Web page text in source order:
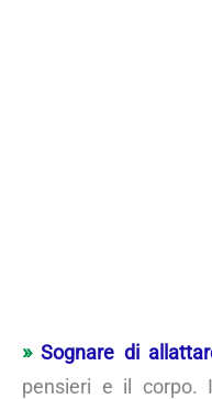
Sognare di
pensieri e il corpo.